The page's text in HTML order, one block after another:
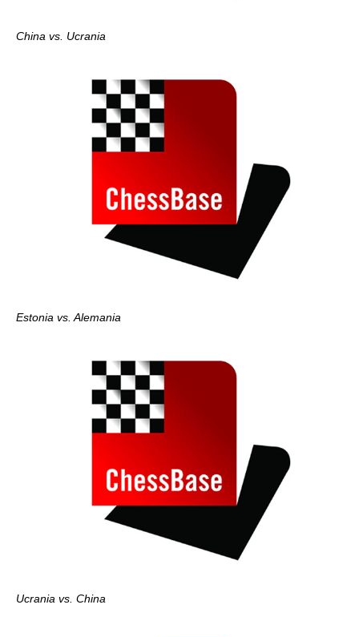
China vs. Ucrania
Estonia vs. Alemania
Ucrania vs. China